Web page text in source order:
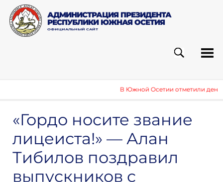
АДМИНИСТРАЦИЯ ПРЕЗИДЕНТА
РЕСПУБЛИКИ ЮЖНАЯ ОСЕТИЯ
ОФИЦИАЛЬНЫЙ САЙТ
ПОИСК
В Южной Осетии отметили день
«Гордо носите звание
лицеиста!» — Алан
Тибилов поздравил
выпускников с